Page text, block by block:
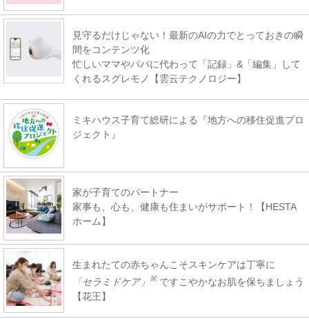
見守るだけじゃない！最新のAIの力でとっておきの瞬
間をコンテンツ化
忙しいママやパパに代わって「記録」&「編集」して
くれるスグレモノ【雲云テクノロジー】
ミキハウス子育て総研による『地方への移住促進プロ
ジェクト』
家が子育てのパートナー
家事も、心も、健康も住まいがサポート！【HESTA
ホーム】
生まれたての赤ちゃんこそスキンケアは丁寧に
「セラミドケア」
※ ですこやかなお肌を保ちましょう
【花王】